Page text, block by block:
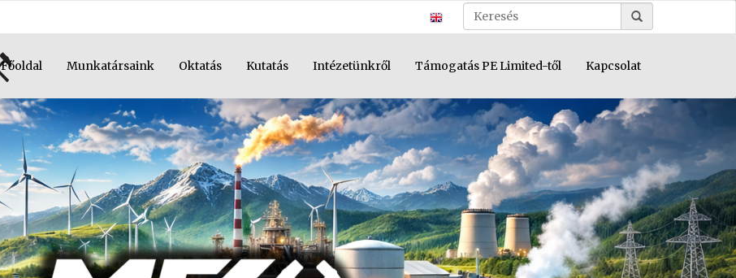
Főoldal Munkatársaink Oktatás Kutatás Intézetünkről Támogatás PE Limited-től Kapcsolat
Next